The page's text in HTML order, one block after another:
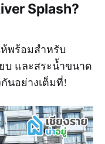
Splash?
พร้อมสำหรับ
บ และสระน้ำขนาด
นอย่างเต็มที่!